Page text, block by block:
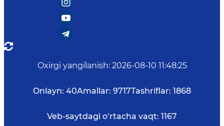
Oxirgi yangilanish: 2026-08-10 11:48:25
Onlayn: 40Amallar: 9717Tashriflar: 1868
Veb-saytdagi o‘rtacha vaqt: 1167